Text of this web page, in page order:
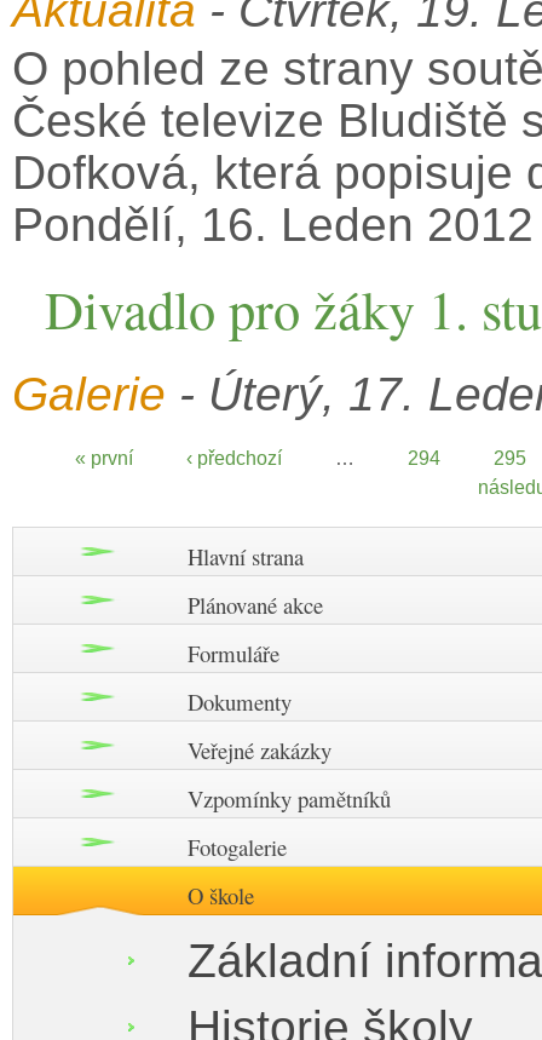
O pohled ze strany
České televize Bludiště
Dofková, která popisuje
Pondělí, 16. Leden
Divadlo pro žáky 1.
Galerie - Úterý, 17.
« první ‹ předchozí … 294
295
Hlavní strana
Plánované akce
Formuláře
Dokumenty
Veřejné zakázky
Vzpomínky pamětníků
Fotogalerie
O škole
Základní
Historie školy